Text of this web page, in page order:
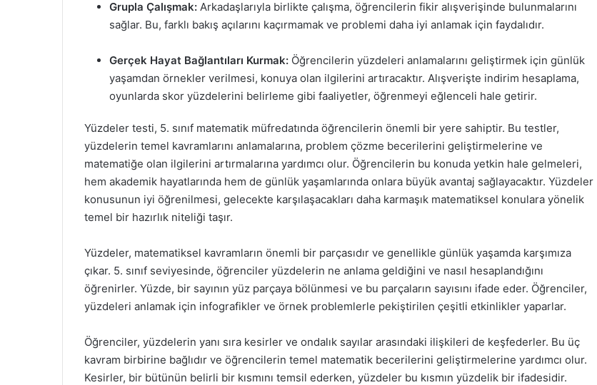
Grupla Çalışmak: Arkadaşlarıyla birlikte çalışma, öğrencilerin fikir alışverişinde bulunmalarını
sağlar. Bu, farklı bakış açılarını kaçırmamak ve problemi daha iyi anlamak için faydalıdır.
Gerçek Hayat Bağlantıları Kurmak: Öğrencilerin yüzdeleri anlamalarını geliştirmek için günlük
yaşamdan örnekler verilmesi, konuya olan ilgilerini artıracaktır. Alışverişte indirim hesaplama,
oyunlarda skor yüzdelerini belirleme gibi faaliyetler, öğrenmeyi eğlenceli hale getirir.
Yüzdeler testi, 5. sınıf matematik müfredatında öğrencilerin önemli bir yere sahiptir. Bu testler,
yüzdelerin temel kavramlarını anlamalarına, problem çözme becerilerini geliştirmelerine ve
matematiğe olan ilgilerini artırmalarına yardımcı olur. Öğrencilerin bu konuda yetkin hale gelmeleri,
hem akademik hayatlarında hem de günlük yaşamlarında onlara büyük avantaj sağlayacaktır. Yüzdeler
konusunun iyi öğrenilmesi, gelecekte karşılaşacakları daha karmaşık matematiksel konulara yönelik
temel bir hazırlık niteliği taşır.
Yüzdeler, matematiksel kavramların önemli bir parçasıdır ve genellikle günlük yaşamda karşımıza
çıkar. 5. sınıf seviyesinde, öğrenciler yüzdelerin ne anlama geldiğini ve nasıl hesaplandığını
öğrenirler. Yüzde, bir sayının yüz parçaya bölünmesi ve bu parçaların sayısını ifade eder. Öğrenciler,
yüzdeleri anlamak için infografikler ve örnek problemlerle pekiştirilen çeşitli etkinlikler yaparlar.
Öğrenciler, yüzdelerin yanı sıra kesirler ve ondalık sayılar arasındaki ilişkileri de keşfederler. Bu üç
kavram birbirine bağlıdır ve öğrencilerin temel matematik becerilerini geliştirmelerine yardımcı olur.
Kesirler, bir bütünün belirli bir kısmını temsil ederken, yüzdeler bu kısmın yüzdelik bir ifadesidir.